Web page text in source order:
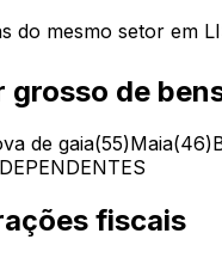
do mesmo setor em
grosso de
de gaia(55)Maia(46)
fiscais